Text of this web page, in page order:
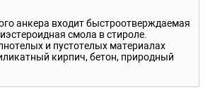
анкера входит быстроотверждаемая
смола в стироле.
и пустотелых материалах
кирпич, бетон, природный